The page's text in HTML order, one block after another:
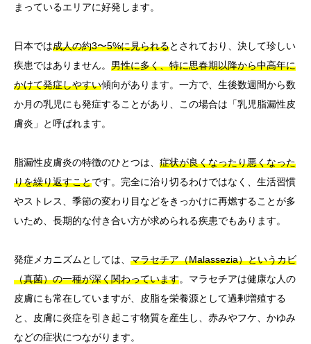
まっているエリアに好発します。
日本では成人の約3〜5%に見られるとされており、決して珍しい
疾患ではありません。 男性に多く、特に思春期以降から中高年に
かけて発症しやすい傾向があります。一方で、生後数週間から数
か月の乳児にも発症することがあり、この場合は「乳児脂漏性皮
膚炎」と呼ばれます。
脂漏性皮膚炎の特徴のひとつは、 症状が良くなったり悪くなった
りを繰り返すことです。完全に治り切るわけではなく、生活習慣
やストレス、季節の変わり目などをきっかけに再燃することが多
いため、長期的な付き合い方が求められる疾患でもあります。
発症メカニズムとしては、 マラセチア（Malassezia）というカビ
（真菌）の一種が深く関わっています。マラセチアは健康な人の
皮膚にも常在していますが、皮脂を栄養源として過剰増殖する
と、皮膚に炎症を引き起こす物質を産生し、赤みやフケ、かゆみ
などの症状につながります。